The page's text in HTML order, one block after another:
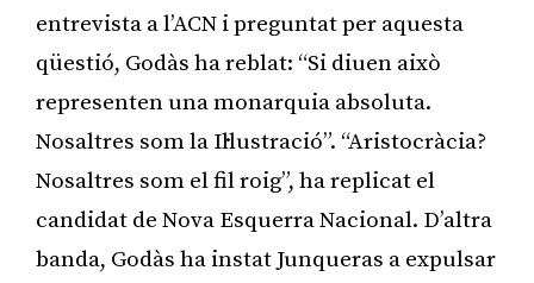
entrevista a l’ACN i preguntat per aquesta
qüestió, Godàs ha reblat: “Si diuen això
representen una monarquia absoluta.
Nosaltres som la Il·lustració”. “Aristocràcia?
Nosaltres som el fil roig”, ha replicat el
candidat de Nova Esquerra Nacional. D’altra
banda, Godàs ha instat Junqueras a expulsar